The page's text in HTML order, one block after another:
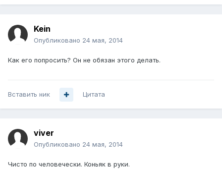
Kein
Опубликовано 24 мая, 2014
Как его попросить? Он не обязан этого делать.
Вставить ник Цитата
viver
Опубликовано 24 мая, 2014
Чисто по человечески. Коньяк в руки.